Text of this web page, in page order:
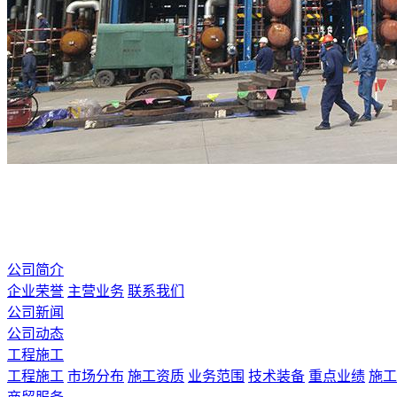
公司简介
企业荣誉 主营业务 联系我们
公司新闻
公司动态
工程施工
工程施工 市场分布 施工资质 业务范围 技术装备 重点业绩 施